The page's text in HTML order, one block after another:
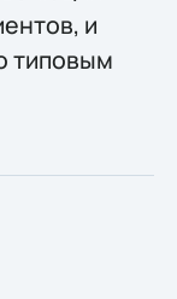
и
типовым